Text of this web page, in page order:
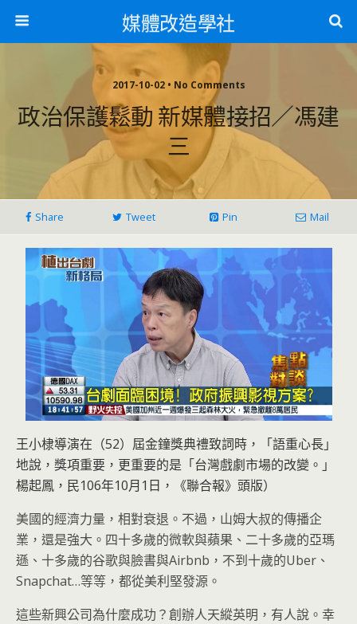
媒體改造學社
2017-10-02 • No Comments
政治保護鬆動 新媒體接招／馮建
三
Share Tweet Pin Mail
王小棣導演在（52）屆金鐘獎典禮致詞時，「語重心長」
地說，獎項重要，更重要的是「台灣戲劇市場的改變。」
楊起鳳，民106年10月1日，《聯合報》頭版）
美國的經濟力量，相對衰退。不過，山姆大叔的傳播企
業，還是強大。四十多歲的微軟與蘋果、二十多歲的亞瑪
遜、十多歲的谷歌與臉書與Airbnb，不到十歲的Uber、
Snapchat…等等，都從美利堅發源。
這些新興公司為什麼成功？創辦人天縱英明，有人說。幸